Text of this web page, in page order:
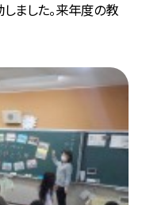
ました。来年度の教